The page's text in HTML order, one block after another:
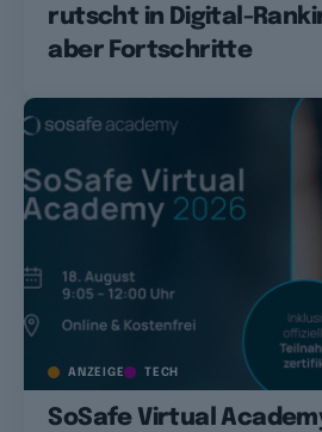
rutscht in Digital-
aber Fortschritte
ANZEIGE TECH
SoSafe Virtual